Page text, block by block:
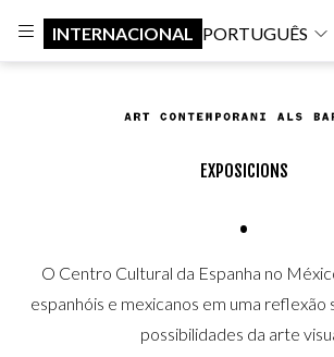
INTERNACIONAL PORTUGUÊS
EXPOSICIONS
.
O Centro Cultural da Espanha no
espanhóis e mexicanos em uma reflexão
possibilidades da arte